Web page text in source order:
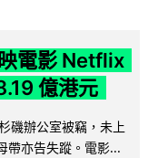
電影 Netflix
億港元
磯辦公室被竊，未上
亦告失蹤。電影...